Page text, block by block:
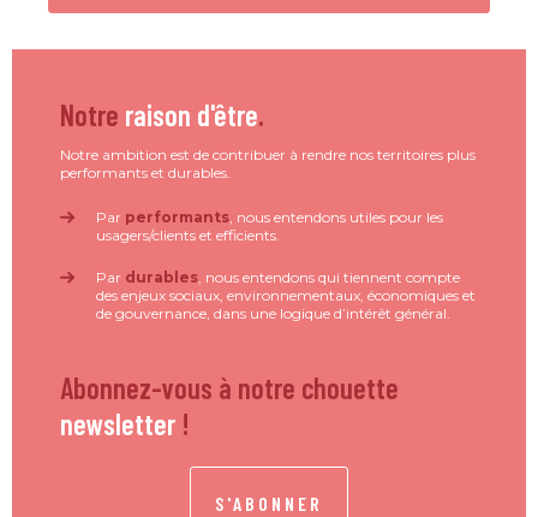
Notre raison d'être.
Notre ambition est de contribuer à rendre nos territoires plus
performants et durables.
Par performants , nous entendons utiles pour les
usagers/clients et efficients.
Par durables , nous entendons qui tiennent compte
des enjeux sociaux, environnementaux, économiques et
de gouvernance, dans une logique d’intérêt général.
Abonnez-vous à notre chouette
newsletter !
S'ABONNER